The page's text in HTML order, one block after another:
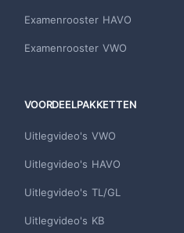
Examenrooster HAVO
Examenrooster VWO
VOORDEELPAKKETTEN
Uitlegvideo's VWO
Uitlegvideo's HAVO
Uitlegvideo's TL/GL
Uitlegvideo's KB